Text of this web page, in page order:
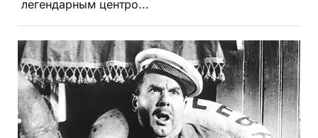
легендарным центро...